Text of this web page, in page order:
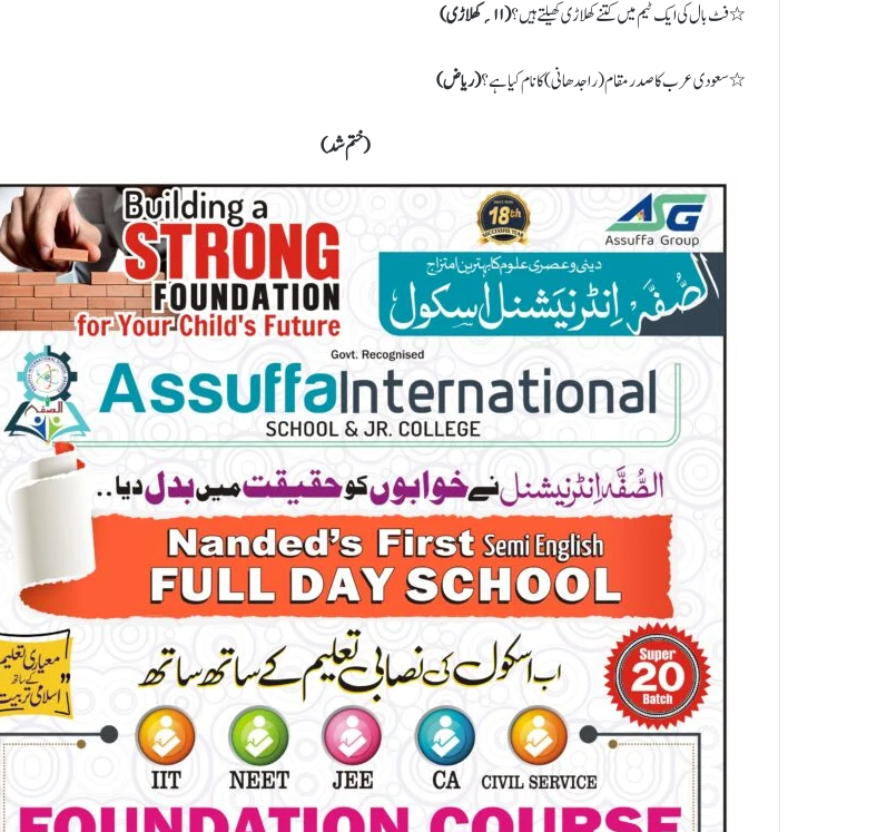
٭ فٹ بال کی ایک ٹیم میں کتنے کھلاڑی کھیلتے ہیں؟( ۱۱؍ کھلاڑی)
٭ سعودی عرب کا صدر مقام ( راجدھانی) کا نام کیا ہے؟( ریاض)
( ختم شد)